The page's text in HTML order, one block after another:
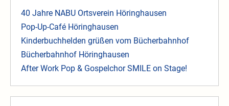
40 Jahre NABU Ortsverein Höringhausen
Pop-Up-Café Höringhausen
Kinderbuchhelden grüßen vom Bücherbahnhof
Bücherbahnhof Höringhausen
After Work Pop & Gospelchor SMILE on Stage!